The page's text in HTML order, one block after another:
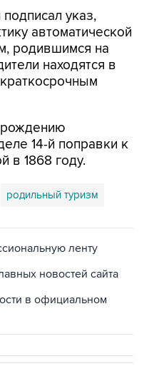
указ,
автоматической
родившимся на
находятся в
14-й поправки к
в 1868 году.
родильный туризм
ленту
новостей сайта
в официальном